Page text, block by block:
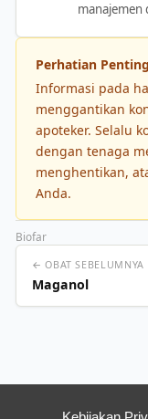
manajemen
Perhatian Penting
Informasi pada
menggantikan
apoteker. Selalu
dengan tenaga
menghentikan,
Anda.
Biofar
← OBAT SEBELUMNYA
Maganol